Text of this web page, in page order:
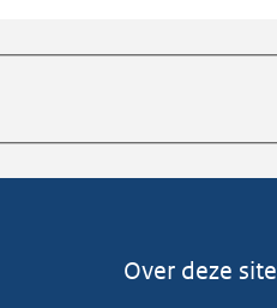
Over deze site